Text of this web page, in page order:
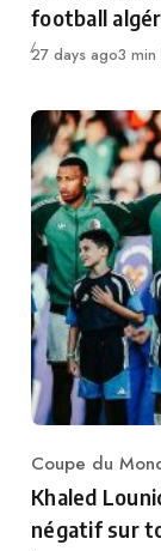
football
Publié
27 days ago3 min
Category
Coupe du
Khaled
négatif sur